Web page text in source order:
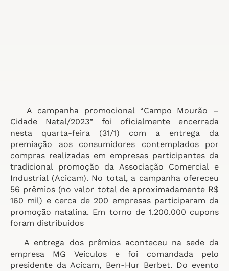
A campanha promocional “Campo Mourão –
Cidade Natal/2023” foi oficialmente encerrada
nesta quarta-feira (31/1) com a entrega da
premiação aos consumidores contemplados por
compras realizadas em empresas participantes da
tradicional promoção da Associação Comercial e
Industrial (Acicam). No total, a campanha ofereceu
56 prêmios (no valor total de aproximadamente R$
160 mil) e cerca de 200 empresas participaram da
promoção natalina. Em torno de 1.200.000 cupons
foram distribuídos
A entrega dos prêmios aconteceu na sede da
empresa MG Veículos e foi comandada pelo
presidente da Acicam, Ben-Hur Berbet. Do evento